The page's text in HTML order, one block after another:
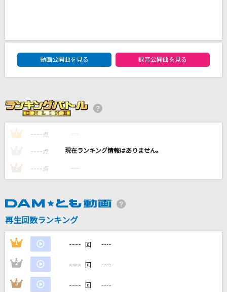
Mr.Children
Soranji
幕が上がる
[生音]木綿のハンカチーフ
太田裕美
DAMの新曲・ランキングなど
DAM★ともボーカルエントリーランキング
動画公開曲を見る
録音公開曲を見る
1 ---- 点 ----
---- 点 ----
3 ---- 点 ----
再生回数ランキング
1 ---- 回 ----
2 ---- 回 ----
3 ---- 回 ----